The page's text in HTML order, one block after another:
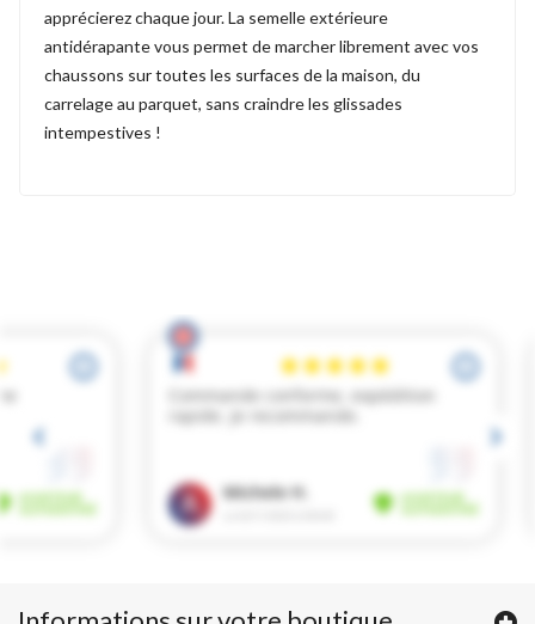
apprécierez chaque jour. La semelle extérieure
antidérapante vous permet de marcher librement avec vos
chaussons sur toutes les surfaces de la maison, du
carrelage au parquet, sans craindre les glissades
intempestives !